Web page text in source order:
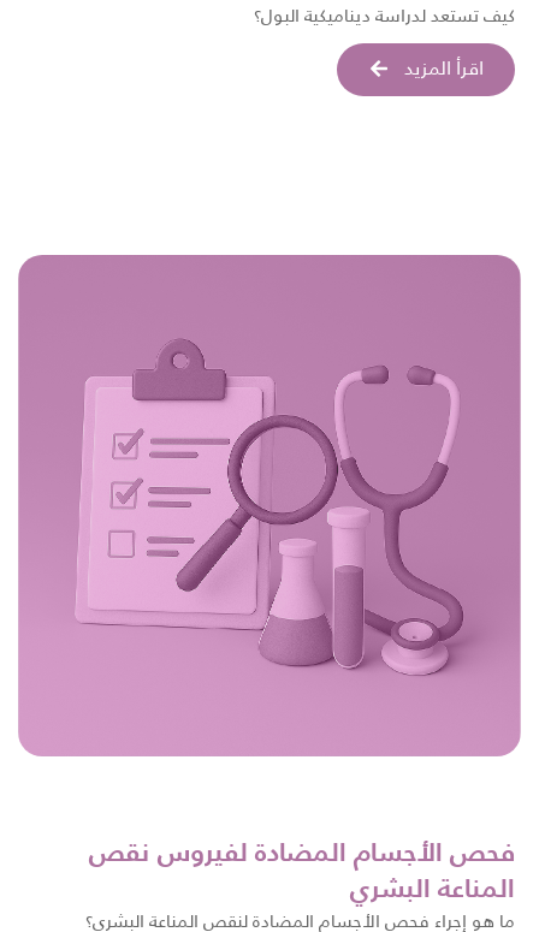
كيف تستعد لدراسة ديناميكية البول؟
اقرأ المزيد
فحص الأجسام المضادة لفيروس نقص
المناعة البشري
ما هو إجراء فحص الأجسام المضادة لنقص المناعة البشري؟